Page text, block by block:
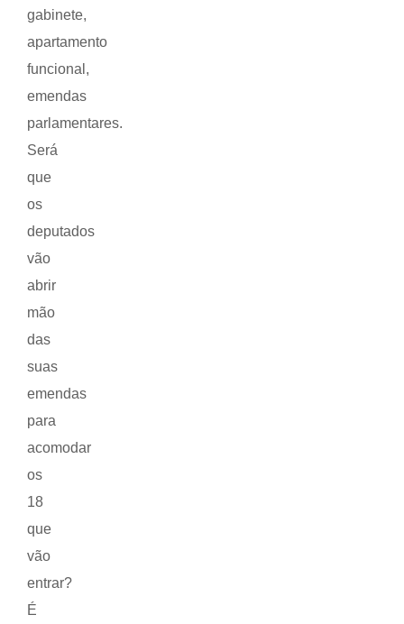
gabinete,
apartamento
funcional,
emendas
parlamentares.
Será
que
os
deputados
vão
abrir
mão
das
suas
emendas
para
acomodar
os
18
que
vão
entrar?
É